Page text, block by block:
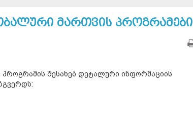
მართვის პროგრამები
შესახებ დეტალური ინფორმაციის